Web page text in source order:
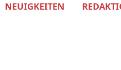
NEUIGKEITEN